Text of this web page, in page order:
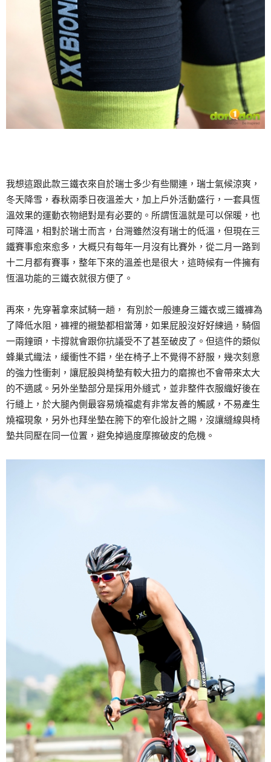
我想這跟此款三鐵衣來自於瑞士多少有些關連，瑞士氣候涼爽，
冬天降雪，春秋兩季日夜溫差大，加上戶外活動盛行，一套具恆
溫效果的運動衣物絕對是有必要的。所謂恆溫就是可以保暖，也
可降溫，相對於瑞士而言，台灣雖然沒有瑞士的低溫，但現在三
鐵賽事愈來愈多，大概只有每年一月沒有比賽外，從二月一路到
十二月都有賽事，整年下來的溫差也是很大，這時候有一件擁有
恆溫功能的三鐵衣就很方便了。
再來，先穿著拿來試騎一趟， 有別於一般連身三鐵衣或三鐵褲為
了降低水阻，褲裡的襯墊都相當薄，如果屁股沒好好練過，騎個
一兩鐘頭，卡撐就會跟你抗議受不了甚至破皮了。但這件的類似
蜂巢式織法，緩衝性不錯，坐在椅子上不覺得不舒服，幾次刻意
的強力性衝刺，讓屁股與椅墊有較大扭力的磨擦也不會帶來太大
的不適感。另外坐墊部分是採用外縫式，並非整件衣服織好後在
行縫上，於大腿內側最容易燒襠處有非常友善的觸感，不易產生
燒襠現象，另外也拜坐墊在胯下的窄化設計之賜，沒讓縫線與椅
墊共同壓在同一位置，避免掉過度摩擦破皮的危機。